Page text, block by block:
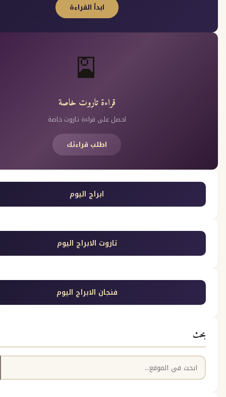
ابدأ القراءة
قراءة تاروت خاصة
احصل على قراءة تاروت خاصة
تاروت الابراج اليوم
فنجان الابراج اليوم